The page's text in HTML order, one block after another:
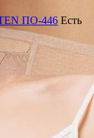
ПО-446 Есть